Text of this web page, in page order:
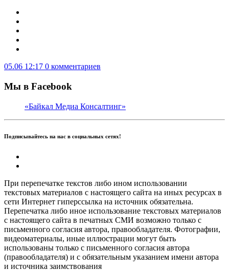
05.06 12:17 0 комментариев
Мы в Facebook
«Байкал Медиа Консалтинг»
Подписывайтесь на нас в социальных сетях!
При перепечатке текстов либо ином использовании
текстовых материалов с настоящего сайта на иных ресурсах в
сети Интернет гиперссылка на источник обязательна.
Перепечатка либо иное использование текстовых материалов
с настоящего сайта в печатных СМИ возможно только с
письменного согласия автора, правообладателя. Фотографии,
видеоматериалы, иные иллюстрации могут быть
использованы только с письменного согласия автора
(правообладателя) и с обязательным указанием имени автора
и источника заимствования